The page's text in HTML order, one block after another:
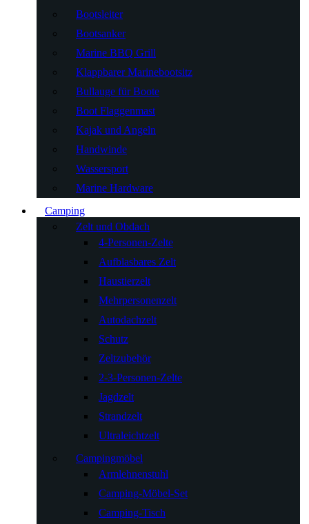
Bootsleiter
Bootsanker
Marine BBQ Grill
Klappbarer Marinebootsitz
Bullauge für Boote
Boot Flaggenmast
Kajak und Angeln
Handwinde
Wassersport
Marine Hardware
Camping
Zelt und Obdach
4-Personen-Zelte
Aufblasbares Zelt
Haustierzelt
Mehrpersonenzelt
Autodachzelt
Schutz
Zeltzubehör
2-3-Personen-Zelte
Jagdzelt
Strandzelt
Ultraleichtzelt
Campingmöbel
Armlehnenstuhl
Camping-Möbel-Set
Camping-Tisch